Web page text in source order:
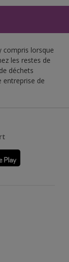
compris lorsque
les restes de
déchets
entreprise de